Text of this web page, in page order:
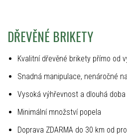
DŘEVĚNÉ BRIKETY
Kvalitní dřevěné brikety přímo od
Snadná manipulace, nenáročné
Vysoká výhřevnost a dlouhá
Minimální množství popela
Doprava ZDARMA do 30 km od